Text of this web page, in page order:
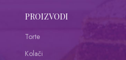
PROIZVODI
Torte
Kolači